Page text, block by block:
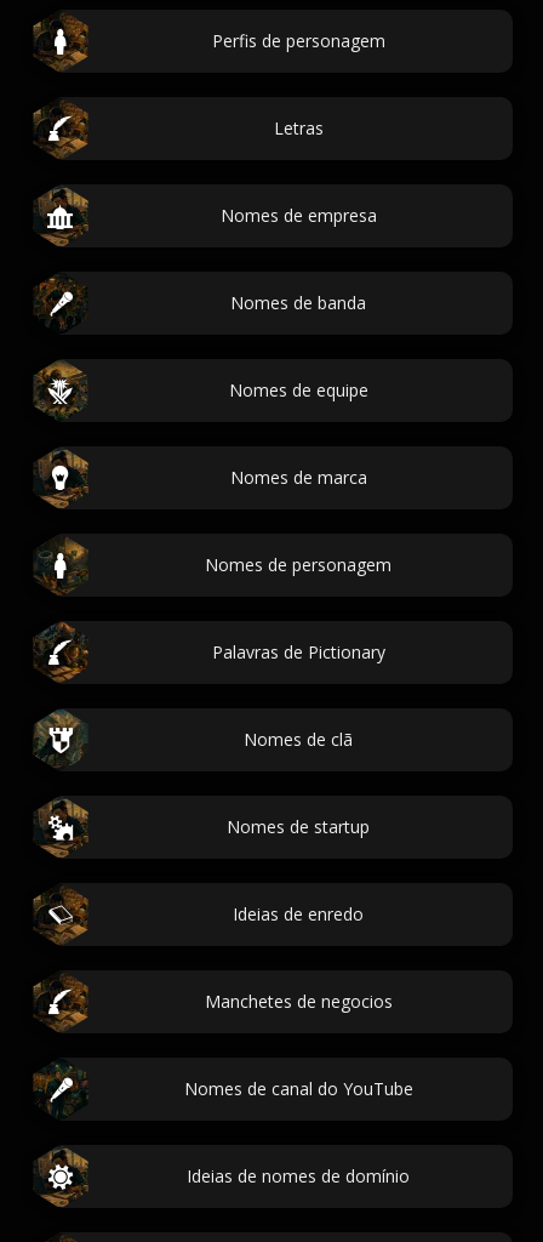
Perfis de personagem
Letras
Nomes de empresa
Nomes de banda
Nomes de equipe
Nomes de marca
Nomes de personagem
Palavras de Pictionary
Nomes de clã
Nomes de startup
Ideias de enredo
Manchetes de negocios
Nomes de canal do YouTube
Ideias de nomes de domínio